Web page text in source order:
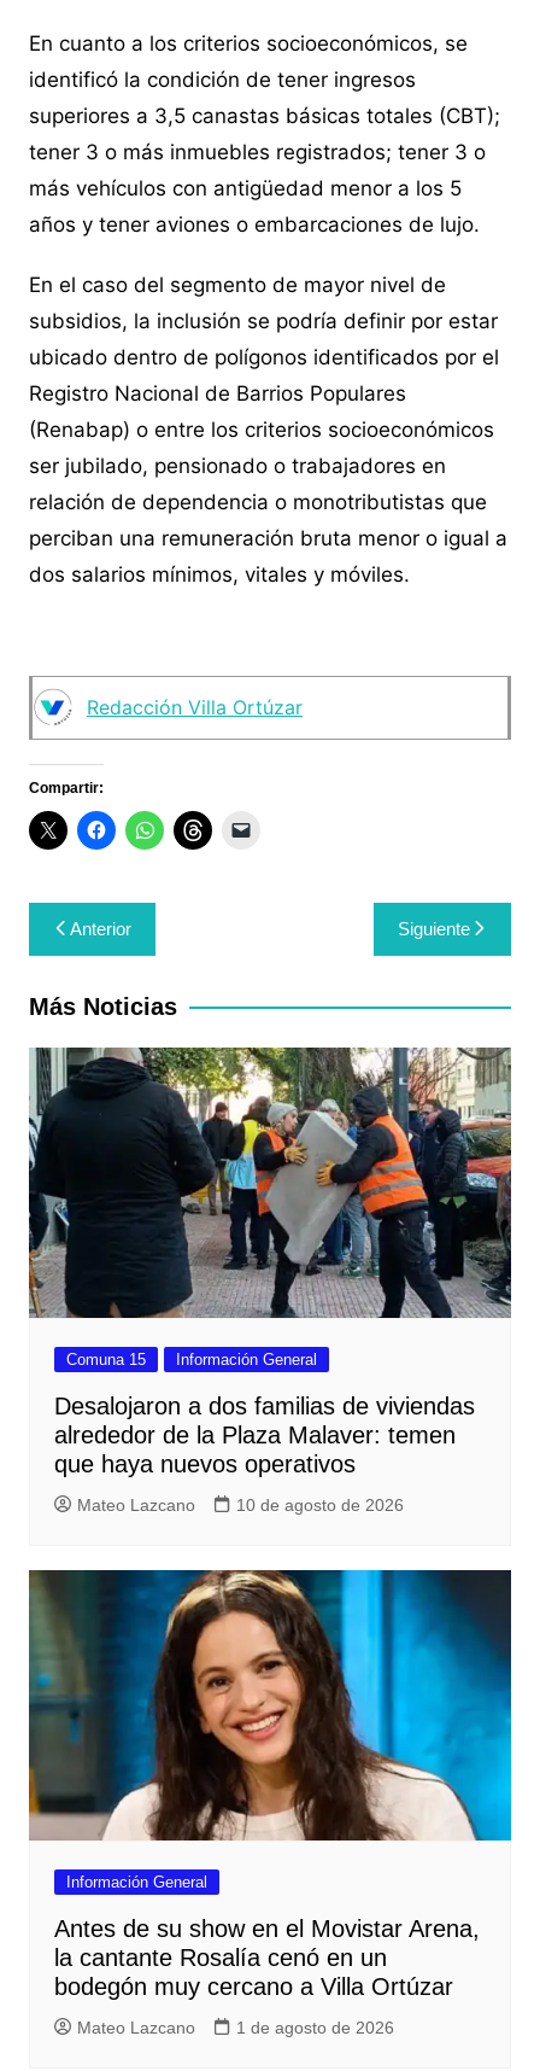
En cuanto a los criterios socioeconómicos, se
identificó la condición de tener ingresos
superiores a 3,5 canastas básicas totales (CBT);
tener 3 o más inmuebles registrados; tener 3 o
más vehículos con antigüedad menor a los 5
años y tener aviones o embarcaciones de lujo.
En el caso del segmento de mayor nivel de
subsidios, la inclusión se podría definir por estar
ubicado dentro de polígonos identificados por el
Registro Nacional de Barrios Populares
(Renabap) o entre los criterios socioeconómicos
ser jubilado, pensionado o trabajadores en
relación de dependencia o monotributistas que
perciban una remuneración bruta menor o igual a
dos salarios mínimos, vitales y móviles.
Redacción Villa Ortúzar
Compartir:
Navegación
de
entradas
Anterior Siguiente
Más Noticias
Comuna 15 Información General
Desalojaron a dos familias de viviendas
alrededor de la Plaza Malaver: temen
que haya nuevos operativos
Mateo Lazcano 10 de agosto de 2026
Información General
Antes de su show en el Movistar Arena,
la cantante Rosalía cenó en un
bodegón muy cercano a Villa Ortúzar
Mateo Lazcano 1 de agosto de 2026